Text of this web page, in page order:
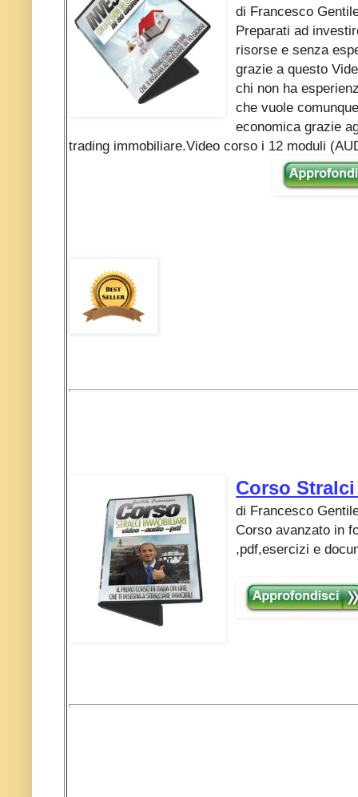
di Francesco
Preparati ad
risorse e senza
grazie a questo
chi non ha
che vuole
economica grazie
trading immobiliare.Video corso i 12 moduli
Corso
di Francesco
Corso avanzato in
,pdf,esercizi e